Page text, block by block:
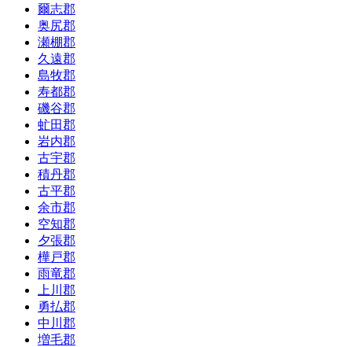
爾志郡
奥尻郡
瀬棚郡
久遠郡
島牧郡
寿都郡
磯谷郡
虻田郡
岩内郡
古宇郡
積丹郡
古平郡
余市郡
空知郡
夕張郡
樺戸郡
雨竜郡
上川郡
勇払郡
中川郡
増毛郡